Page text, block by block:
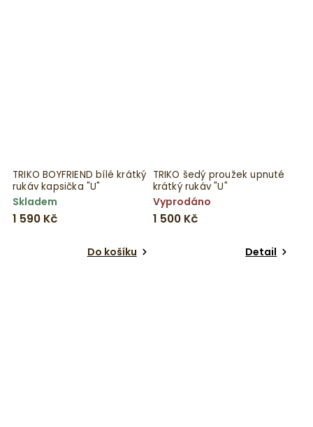
TRIKO BOYFRIEND bílé krátký
rukáv kapsička "U"
Skladem
1 590 Kč
Do košíku
TRIKO šedý proužek upnuté
krátký rukáv "U"
Vyprodáno
1 500 Kč
Detail